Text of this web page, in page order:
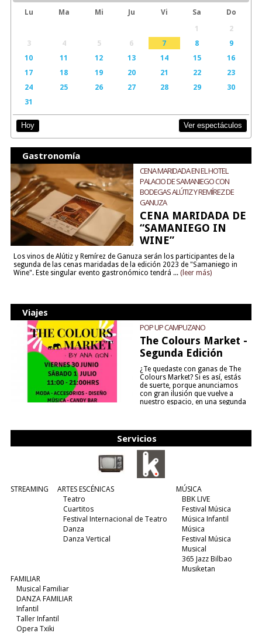
Lu Ma Mi Ju Vi Sa
Do
1
2
3
4 5 6 7 8
9
10
11 12 13 14 15
16
17
18 19 20 21 22
23
24
25 26 27 28 29
30
31
Hoy Ver espectáculos
Gastronomía
CENA MARIDADA EN EL HOTEL
PALACIO DE SAMANIEGO CON
BODEGAS ALÚTIZ Y REMÍREZ DE
GANUZA
CENA MARIDADA DE
“SAMANIEGO IN
WINE”
Los vinos de Alútiz y Remírez de Ganuza serán los participantes de la
segunda de las cenas maridadas de la edición 2023 de "Samaniego in
Wine". Este singular evento gastronómico tendrá ... (leer más)
Viajes
POP UP CAMPUZANO
The Colours Market -
Segunda Edición
¿Te quedaste con ganas de The
Colours Market? Si es así, estás
de suerte, porque anunciamos
con gran ilusión que vuelve a
nuestro espacio, en una segunda
Servicios
STREAMING
ARTES ESCÉNICAS
Teatro
Cuartitos
Festival Internacional de Teatro
Danza
Danza Vertical
MÚSICA
BBK LIVE
Festival Música
Música Infantil
Música
Festival Música
Musical
365 Jazz Bilbao
Musiketan
FAMILIAR
Musical Familiar
DANZA FAMILIAR
Infantil
Taller Infantil
Opera Txiki